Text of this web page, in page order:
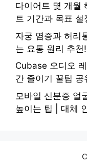
다이어트 몇 개월
트 기간과 목표
자궁 염증과 허리
는 요통 원리 추천!
Cubase 오디오
간 줄이기 꿀팁 공
모바일 신분증 얼
높이는 팁 | 대체